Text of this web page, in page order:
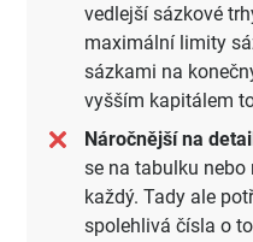
vedlejší sázkové
maximální limity
sázkami na
vyšším kapitálem
Náročnější na
se na tabulku
každý. Tady ale
spolehlivá čísla o